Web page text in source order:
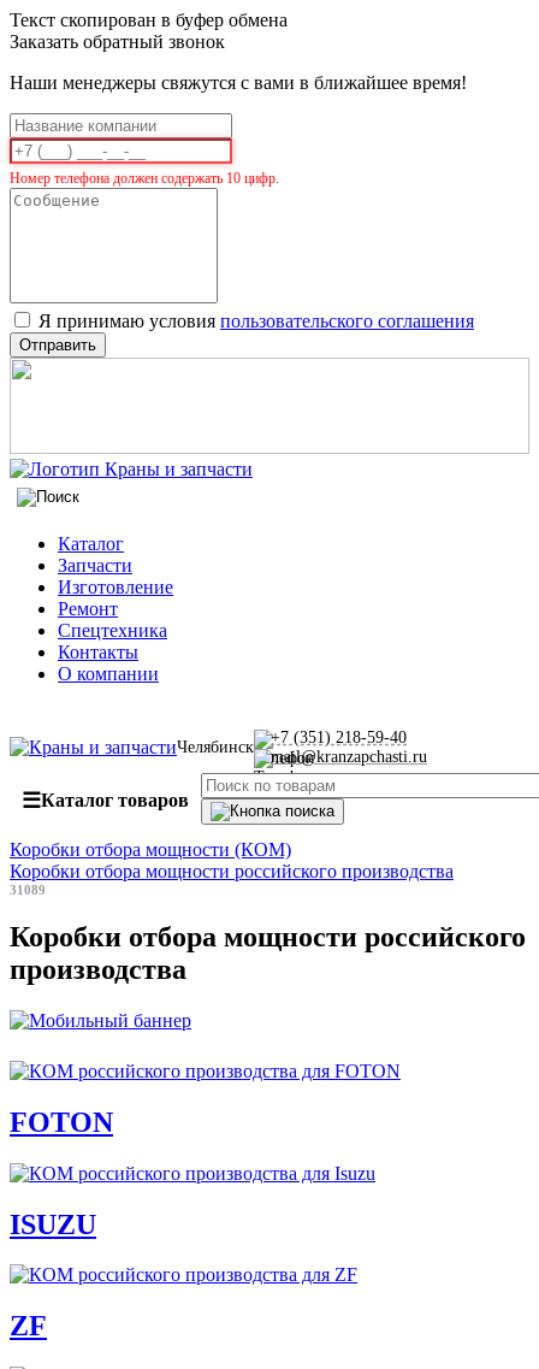
Текст скопирован в буфер обмена
Заказать обратный звонок
Наши менеджеры свяжутся с вами в ближайшее время!
Номер телефона должен содержать 10 цифр.
Я принимаю условия пользовательского соглашения
Отправить
Каталог
Запчасти
Изготовление
Ремонт
Спецтехника
Контакты
О компании
Челябинск
+7 (351) 218-59-40
mail@kranzapchasti.ru
☰Каталог товаров
Коробки отбора мощности (КОМ)
Коробки отбора мощности российского производства
31089
Коробки отбора мощности российского
производства
FOTON
ISUZU
ZF